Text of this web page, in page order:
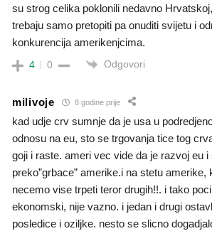
su strog celika poklonili nedavno
trebaju samo pretopiti pa onuditi svijetu i
konkurencija amerikenjcima.
4 0 Odgovori
milivoje 8 godine prije
kad udje crv sumnje da je usa u
odnosu na eu, sto se trgovanja tice tog
goji i raste. ameri vec vide da je razvoj eu i
preko”grbace” amerike.i na stetu amerike,
necemo vise trpeti teror drugih!!. i tako
ekonomski, nije vazno. i jedan i drugi
posledice i oziljke. nesto se slicno